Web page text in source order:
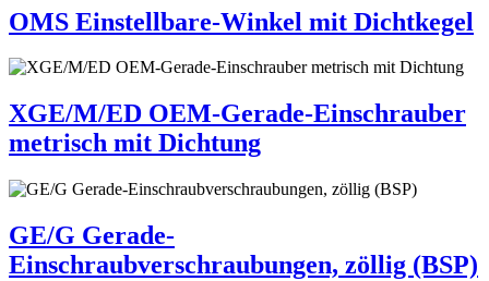
OMS Einstellbare-Winkel mit Dichtkegel
XGE/M/ED OEM-Gerade-Einschrauber
metrisch mit Dichtung
GE/G Gerade-
Einschraubverschraubungen, zöllig (BSP)